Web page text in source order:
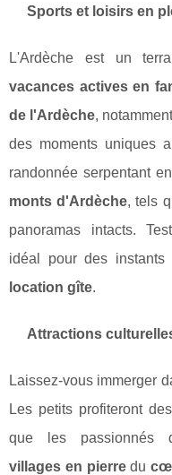
Sports et loisirs en
L'Ardèche est un
vacances actives en
de l'Ardèche,
des moments uniques
randonnée serpentant
monts d'Ardèche, tels
panoramas intacts.
idéal pour des
location gîte.
Attractions
Laissez-vous immerger
Les petits profiteront
que les passionnés
villages en pierredu